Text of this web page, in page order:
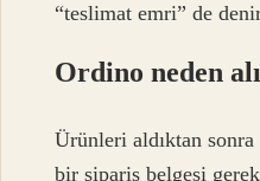
“teslimat emri” de
Ordino neden
Ürünleri aldıktan
bir sipariş belgesi